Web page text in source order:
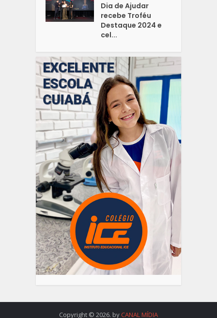
Dia de Ajudar
recebe Troféu
Destaque 2024 e
cel...
Copyright © 2026. by CANAL MÍDIA